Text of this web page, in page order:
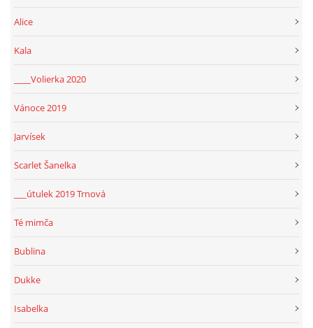
Alice
Kala
____Volierka 2020
Vánoce 2019
Jarvísek
Scarlet Šanelka
___útulek 2019 Trnová
Té mimča
Bublina
Dukke
Isabelka